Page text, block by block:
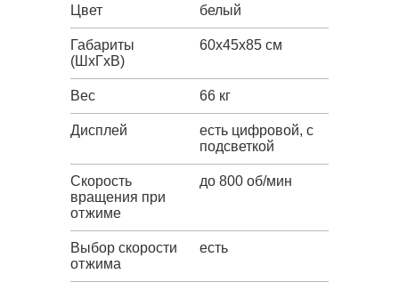
Цвет белый
Габариты
(ШxГxВ)
60x45x85 см
Вес 66 кг
Дисплей
есть цифровой, с
подсветкой
Скорость
вращения при
отжиме
до 800 об/мин
Выбор скорости
отжима
есть